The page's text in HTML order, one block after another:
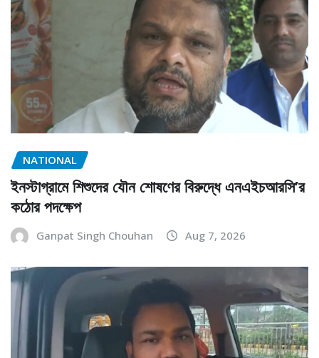
NATIONAL
ইনস্টাগ্রামে শিশুদের যৌন শোষণের বিরুদ্ধে এনএইচআরসি’র
কঠোর পদক্ষেপ
Ganpat Singh Chouhan Aug 7, 2026